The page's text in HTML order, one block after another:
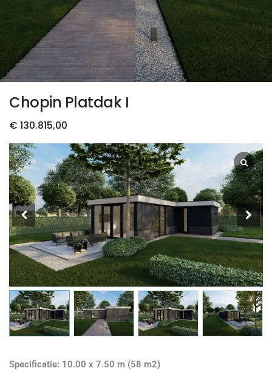
Chopin Platdak I
€ 130.815,00
Specificatie: 10.00 x 7.50 m (58 m2)